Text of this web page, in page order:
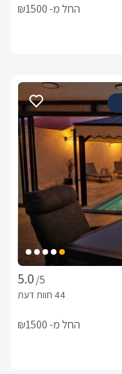
החל מ- ₪1500
/5
החל מ- ₪1500